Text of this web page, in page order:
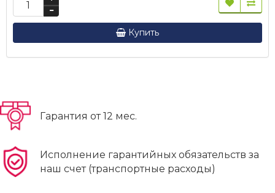
Купить
Гарантия от 12 мес.
Исполнение гарантийных обязательств за
наш счет (транспортные расходы)